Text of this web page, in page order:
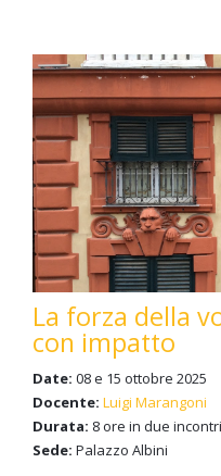
La forza della
con impatto
Date: 08 e 15 ottobre 2025
Docente: Luigi Marangoni
Durata: 8 ore in due
Sede: Palazzo Albini